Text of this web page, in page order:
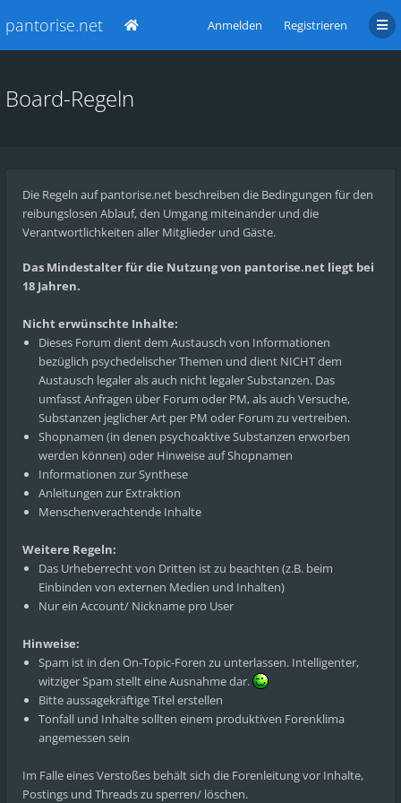
pantorise.net Anmelden Registrieren
Board-Regeln
Die Regeln auf pantorise.net beschreiben die Bedingungen für den
reibungslosen Ablauf, den Umgang miteinander und die
Verantwortlichkeiten aller Mitglieder und Gäste.
Das Mindestalter für die Nutzung von pantorise.net liegt bei
18 Jahren.
Nicht erwünschte Inhalte:
Dieses Forum dient dem Austausch von Informationen
bezüglich psychedelischer Themen und dient NICHT dem
Austausch legaler als auch nicht legaler Substanzen. Das
umfasst Anfragen über Forum oder PM, als auch Versuche,
Substanzen jeglicher Art per PM oder Forum zu vertreiben.
Shopnamen (in denen psychoaktive Substanzen erworben
werden können) oder Hinweise auf Shopnamen
Informationen zur Synthese
Anleitungen zur Extraktion
Menschenverachtende Inhalte
Weitere Regeln:
Das Urheberrecht von Dritten ist zu beachten (z.B. beim
Einbinden von externen Medien und Inhalten)
Nur ein Account/ Nickname pro User
Hinweise:
Spam ist in den On-Topic-Foren zu unterlassen. Intelligenter,
witziger Spam stellt eine Ausnahme dar.
Bitte aussagekräftige Titel erstellen
Tonfall und Inhalte sollten einem produktiven Forenklima
angemessen sein
Im Falle eines Verstoßes behält sich die Forenleitung vor Inhalte,
Postings und Threads zu sperren/ löschen.